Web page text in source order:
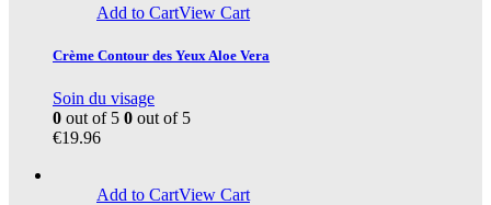
Add to CartView Cart
Crème Contour des Yeux Aloe Vera
Soin du visage
0 out of 5 0 out of 5
€19.96
Add to CartView Cart